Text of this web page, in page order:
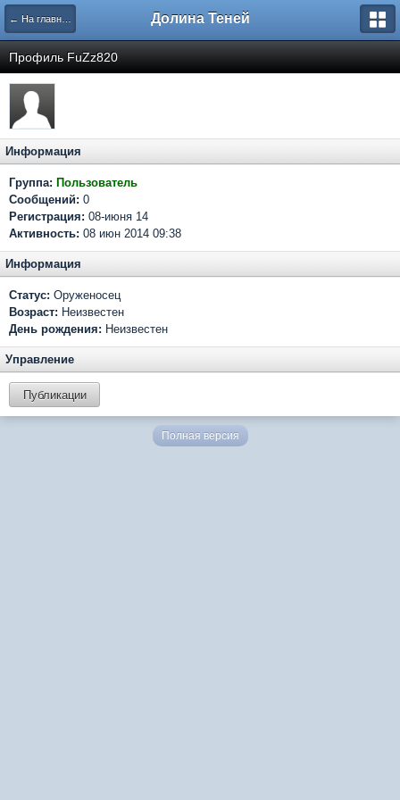
← На главную Долина Теней
Профиль FuZz820
Информация
Группа: Пользователь
Сообщений: 0
Регистрация: 08-июня 14
Активность: 08 июн 2014 09:38
Информация
Статус: Оруженосец
Возраст: Неизвестен
День рождения: Неизвестен
Управление
Публикации
Полная версия